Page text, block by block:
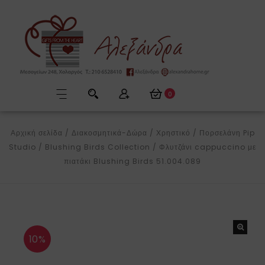
0
Αρχική σελίδα / Διακοσμητικά-Δώρα / Χρηστικό / Πορσελάνη Pip
Studio / Blushing Birds Collection / Φλυτζάνι cappuccino με
πιατάκι Blushing Birds 51.004.089
10%